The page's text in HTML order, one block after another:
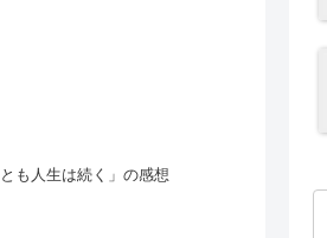
も人生は続く」の感想